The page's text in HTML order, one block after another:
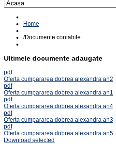
Home
/Documente contabile
Ultimele documente adaugate
pdf
Oferta cumpararea dobrea alexandra an2
pdf
Oferta cumpararea dobrea alexandra an1
pdf
Oferta cumpararea dobrea alexandra an4
pdf
Oferta cumpararea dobrea alexandra an3
pdf
Oferta cumpararea dobrea alexandra an5
Download selected